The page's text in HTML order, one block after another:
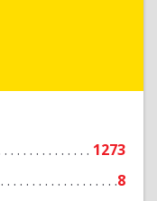
1273
8
г, Ленина пр-